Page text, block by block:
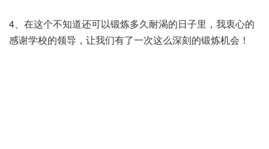
4、在这个不知道还可以锻炼多久耐渴的日子里，我衷心的
感谢学校的领导，让我们有了一次这么深刻的锻炼机会！